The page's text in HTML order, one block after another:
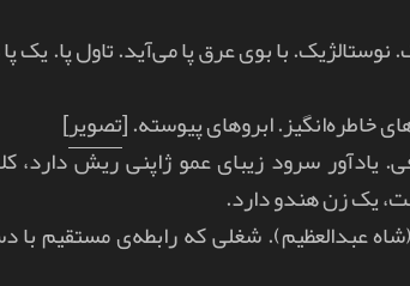
نوستالژیک. با بوی عرق پا می‌آید. تاول پا. یک
خاطره‌انگیز. ابروهای پیوسته. [تصویر]
یادآور سرود زیبای عمو ژاپنی ریش دارد،
یک زن هندو دارد.
عبدالعظیم). شغلی که رابطه‌ی مستقیم با